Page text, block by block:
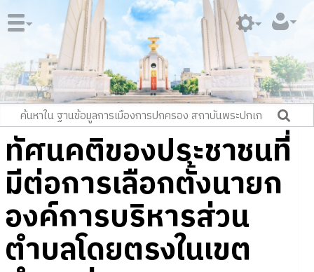
ทัศนคติของประชาชนที่
มีต่อการเลือกตั้งนายก
องค์การบริหารส่วน
ตำบลโดยตรงในเขต